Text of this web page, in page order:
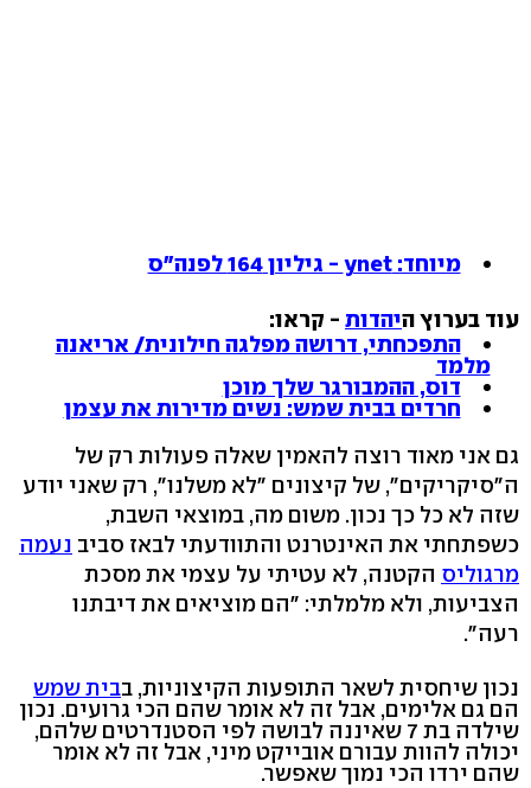
מיוחד: ynet - גיליון 164 לפנה"ס
עוד בערוץ היהדות - קראו:
התפכחתי, דרושה מפלגה חילונית/ אריאנה
מלמד
דוס, ההמבורגר שלך מוכן
חרדים בבית שמש: נשים מדירות את עצמן
גם אני מאוד רוצה להאמין שאלה פעולות רק של
ה"סיקריקים", של קיצונים "לא משלנו", רק שאני יודע
שזה לא כל כך נכון. משום מה, במוצאי השבת,
כשפתחתי את האינטרנט והתוודעתי לבאז סביב נעמה
מרגוליס הקטנה, לא עטיתי על עצמי את מסכת
הצביעות, ולא מלמלתי: "הם מוציאים את דיבתנו
רעה".
נכון שיחסית לשאר התופעות הקיצוניות, בבית שמש
הם גם אלימים, אבל זה לא אומר שהם הכי גרועים. נכון
שילדה בת 7 שאיננה לבושה לפי הסטנדרטים שלהם,
יכולה להוות עבורם אובייקט מיני, אבל זה לא אומר
שהם ירדו הכי נמוך שאפשר.